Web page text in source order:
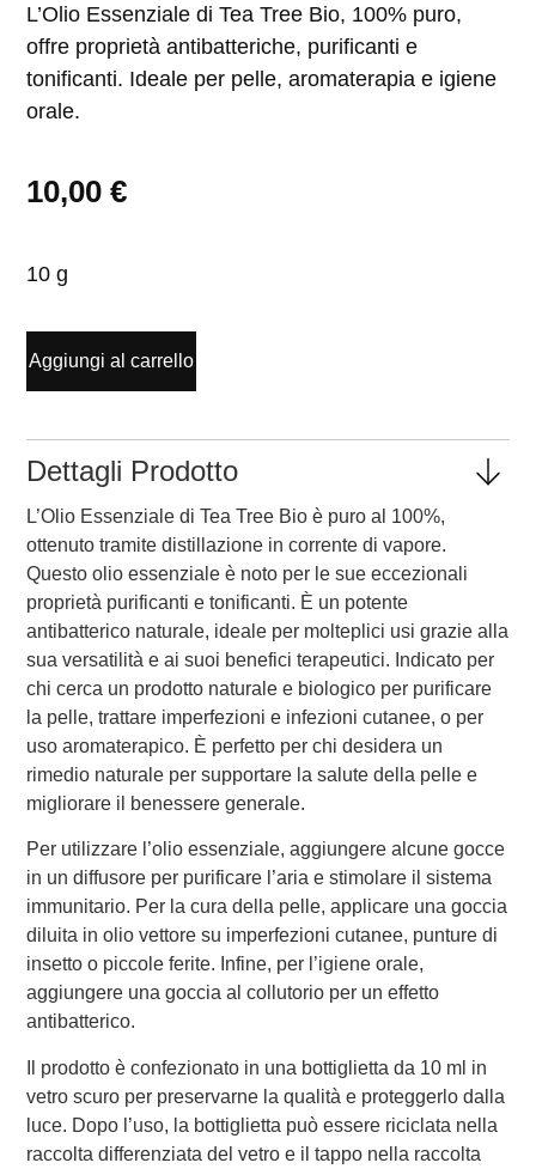
L’Olio Essenziale di Tea Tree Bio, 100% puro,
offre proprietà antibatteriche, purificanti e
tonificanti. Ideale per pelle, aromaterapia e igiene
orale.
10,00€
10 g
Aggiungi al carrello
Dettagli Prodotto
L’Olio Essenziale di Tea Tree Bio è puro al 100%,
ottenuto tramite distillazione in corrente di vapore.
Questo olio essenziale è noto per le sue eccezionali
proprietà purificanti e tonificanti. È un potente
antibatterico naturale, ideale per molteplici usi grazie alla
sua versatilità e ai suoi benefici terapeutici. Indicato per
chi cerca un prodotto naturale e biologico per purificare
la pelle, trattare imperfezioni e infezioni cutanee, o per
uso aromaterapico. È perfetto per chi desidera un
rimedio naturale per supportare la salute della pelle e
migliorare il benessere generale.
Per utilizzare l’olio essenziale, aggiungere alcune gocce
in un diffusore per purificare l’aria e stimolare il sistema
immunitario. Per la cura della pelle, applicare una goccia
diluita in olio vettore su imperfezioni cutanee, punture di
insetto o piccole ferite. Infine, per l’igiene orale,
aggiungere una goccia al collutorio per un effetto
antibatterico.
Il prodotto è confezionato in una bottiglietta da 10 ml in
vetro scuro per preservarne la qualità e proteggerlo dalla
luce. Dopo l’uso, la bottiglietta può essere riciclata nella
raccolta differenziata del vetro e il tappo nella raccolta